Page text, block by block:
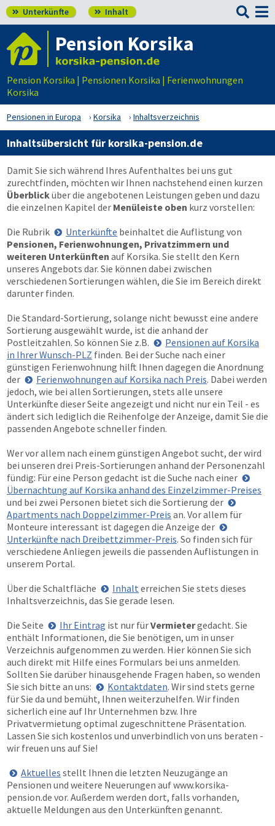
 Unterkünfte  Inhalt 
Pension Korsika
Pension Korsika | Pensionen Korsika | Ferienwohnungen
Korsika
Pensionen in Europa Korsika Inhaltsverzeichnis
Inhaltsübersicht für korsika-pension.de
Damit Sie sich während Ihres Aufenthaltes bei uns gut
zurechtfinden, möchten wir Ihnen nachstehend einen kurzen
Überblicküber die angebotenen Leistungen geben und dazu
die einzelnen Kapitel der Menüleiste oben kurz vorstellen:
Die Rubrik
Unterkünfte beinhaltet die Auflistung von
Pensionen, Ferienwohnungen, Privatzimmern und
weiteren Unterkünften auf Korsika. Sie stellt den Kern
unseres Angebots dar. Sie können dabei zwischen
verschiedenen Sortierungen wählen, die Sie im Bereich direkt
darunter finden.
Die Standard-Sortierung, solange nicht bewusst eine andere
Sortierung ausgewählt wurde, ist die anhand der
Postleitzahlen. So können Sie z.B.
Pensionen auf Korsika
in Ihrer Wunsch-PLZ finden. Bei der Suche nach einer
günstigen Ferienwohnung hilft Ihnen dagegen die Anordnung
der
Ferienwohnungen auf Korsika nach Preis. Dabei werden
jedoch, wie bei allen Sortierungen, stets alle unsere
Unterkünfte dieser Seite angezeigt und nicht nur ein Teil - es
ändert sich lediglich die Reihenfolge der Anzeige, damit Sie die
passenden Angebote schneller finden.
Wer vor allem nach einem günstigen Angebot sucht, der wird
bei unseren drei Preis-Sortierungen anhand der Personenzahl
fündig: Für eine Person gedacht ist die Suche nach einer
Übernachtung auf Korsika anhand des Einzelzimmer-Preises
und bei zwei Personen bietet sich die Sortierung der
Apartments nach Doppelzimmer-Preis an. Vor allem für
Monteure interessant ist dagegen die Anzeige der
Unterkünfte nach Dreibettzimmer-Preis. So finden sich für
verschiedene Anliegen jeweils die passenden Auflistungen in
unserem Portal.
Über die Schaltfläche
Inhalt erreichen Sie stets dieses
Inhaltsverzeichnis, das Sie gerade lesen.
Die Seite
Ihr Eintrag ist nur fürVermietergedacht. Sie
enthält Informationen, die Sie benötigen, um in unser
Verzeichnis aufgenommen zu werden. Hier können Sie sich
auch direkt mit Hilfe eines Formulars bei uns anmelden.
Sollten Sie darüber hinausgehende Fragen haben, so wenden
Sie sich bitte an uns:
Kontaktdaten. Wir sind stets gerne
für Sie da und bemüht, Ihnen weiterzuhelfen. Wir finden
sicherlich eine auf Ihr Unternehmen bzw. Ihre
Privatvermietung optimal zugeschnittene Präsentation.
Lassen Sie sich kostenlos und unverbindlich von uns beraten -
wir freuen uns auf Sie!
Aktuelles stellt Ihnen die letzten Neuzugänge an
Pensionen und weitere Neuerungen aufwww.korsika-
pension.de vor. Außerdem werden dort, falls vorhanden,
aktuelle Meldungen aus den Unterkünften genannt.